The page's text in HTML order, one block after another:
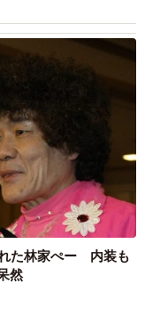
れた林家ぺー 内装も
然